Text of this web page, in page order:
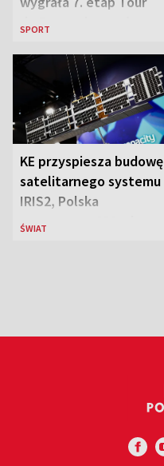
de France i została
SPORT
KE przyspiesza budowę
satelitarnego systemu
IRIS2, Polska
przeznaczy 656 mln
ŚWIAT